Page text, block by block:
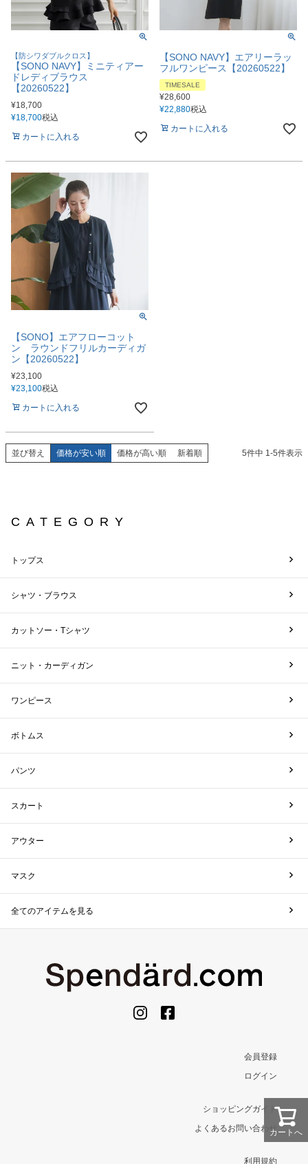
【防シワダブルクロス】
【SONO NAVY】ミニティアー
ドレディブラウス
【20260522】
¥18,700
¥18,700税込
カートに入れる
【SONO NAVY】エアリーラッ
フルワンピース【20260522】
TIMESALE
¥28,600
¥22,880税込
カートに入れる
【SONO】エアフローコット
ン ラウンドフリルカーディガ
ン【20260522】
¥23,100
¥23,100税込
カートに入れる
並び替え 価格が安い順 価格が高い順 新着順 5件中 1-5件表示
カートへ
CATEGORY
トップス
シャツ・ブラウス
カットソー・Tシャツ
ニット・カーディガン
ワンピース
ボトムス
パンツ
スカート
アウター
マスク
全てのアイテムを見る
会員登録
ログイン
ショッピングガイド
よくあるお問い合わせ
利用規約